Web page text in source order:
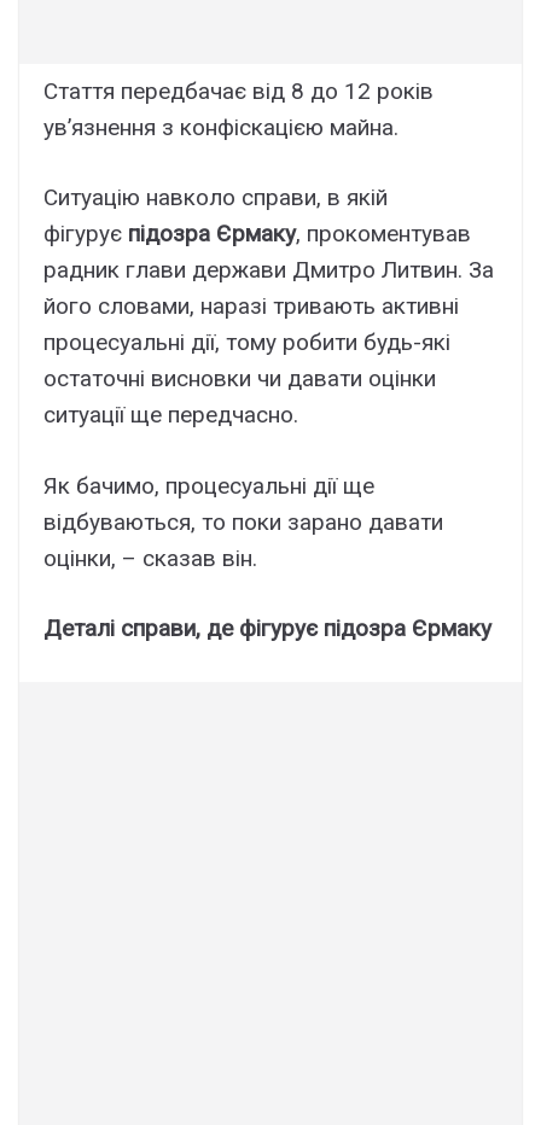
Стаття передбачає від 8 до 12 років
ув’язнення з конфіскацією майна.
Ситуацію навколо справи, в якій
фігурує підозра Єрмаку, прокоментував
радник глави держави Дмитро Литвин. За
його словами, наразі тривають активні
процесуальні дії, тому робити будь-які
остаточні висновки чи давати оцінки
ситуації ще передчасно.
Як бачимо, процесуальні дії ще
відбуваються, то поки зарано давати
оцінки, – сказав він.
Деталі справи, де фігурує підозра Єрмаку